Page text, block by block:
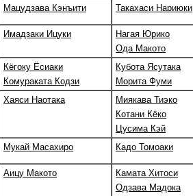
Мацудзава Кэнъити Такахаси Нариюки
Имадзаки Ицуки
Нагая Юрико
Ода Макото
Кёгоку Ёсиаки
Комураката Кодзи
Кубота Ясутака
Морита Фуми
Хаяси Наотака
Миякава Тиэко
Котани Кёко
Цусима Кэй
Мукай Масахиро Кадо Томоаки
Аицу Макото
Камата Хитоси
Одзава Мадока